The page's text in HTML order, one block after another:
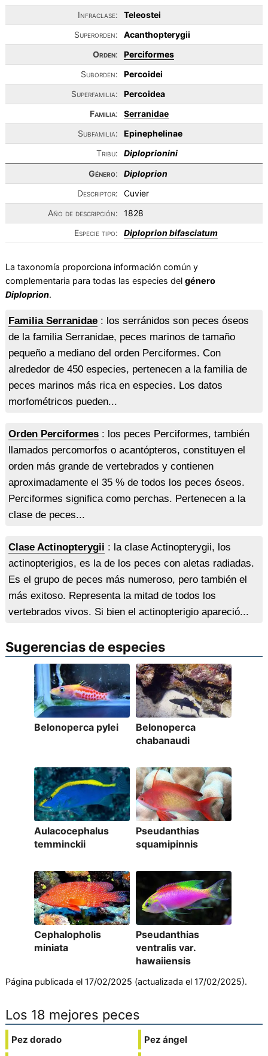
Infraclase:
Teleostei
Superorden:
Acanthopterygii
Orden:
Perciformes
Suborden:
Percoidei
Superfamilia:
Percoidea
Familia:
Serranidae
Subfamilia:
Epinephelinae
Tribu:
Diploprionini
Género:
Diploprion
Descriptor:
Cuvier
Año de descripción:
1828
Especie tipo:
Diploprion bifasciatum
La taxonomía proporciona información común y
complementaria para todas las especies del género
Diploprion.
Familia Serranidae: los serránidos son peces óseos
de la familia Serranidae, peces marinos de tamaño
pequeño a mediano del orden Perciformes. Con
alrededor de 450 especies, pertenecen a la familia de
peces marinos más rica en especies. Los datos
morfométricos pueden...
Orden Perciformes: los peces Perciformes, también
llamados percomorfos o acantópteros, constituyen el
orden más grande de vertebrados y contienen
aproximadamente el 35 % de todos los peces óseos.
Perciformes significa como perchas. Pertenecen a la
clase de peces...
Clase Actinopterygii : la clase Actinopterygii, los
actinopterigios, es la de los peces con aletas radiadas.
Es el grupo de peces más numeroso, pero también el
más exitoso. Representa la mitad de todos los
vertebrados vivos. Si bien el actinopterigio apareció...
Sugerencias de especies
Belonoperca pylei
Belonoperca
chabanaudi
Aulacocephalus
temminckii
Pseudanthias
squamipinnis
Cephalopholis
miniata
Pseudanthias
ventralis var.
hawaiiensis
Página publicada el 17/02/2025 (actualizada el 17/02/2025).
Los 18 mejores peces
Pez dorado
Pez ángel